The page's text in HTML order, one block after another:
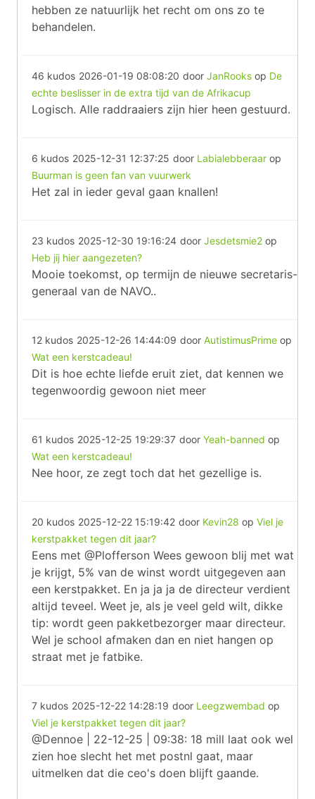
hebben ze natuurlijk het recht om ons zo te
behandelen.
46 kudos 2026-01-19 08:08:20 door JanRooks op De
echte beslisser in de extra tijd van de Afrikacup
Logisch. Alle raddraaiers zijn hier heen gestuurd.
6 kudos 2025-12-31 12:37:25 door Labialebberaar op
Buurman is geen fan van vuurwerk
Het zal in ieder geval gaan knallen!
23 kudos 2025-12-30 19:16:24 door Jesdetsmie2 op
Heb jij hier aangezeten?
Mooie toekomst, op termijn de nieuwe secretaris-
generaal van de NAVO..
12 kudos 2025-12-26 14:44:09 door AutistimusPrime op
Wat een kerstcadeau!
Dit is hoe echte liefde eruit ziet, dat kennen we
tegenwoordig gewoon niet meer
61 kudos 2025-12-25 19:29:37 door Yeah-banned op
Wat een kerstcadeau!
Nee hoor, ze zegt toch dat het gezellige is.
20 kudos 2025-12-22 15:19:42 door Kevin28 op Viel je
kerstpakket tegen dit jaar?
Eens met @Plofferson Wees gewoon blij met wat
je krijgt, 5% van de winst wordt uitgegeven aan
een kerstpakket. En ja ja ja de directeur verdient
altijd teveel. Weet je, als je veel geld wilt, dikke
tip: wordt geen pakketbezorger maar directeur.
Wel je school afmaken dan en niet hangen op
straat met je fatbike.
7 kudos 2025-12-22 14:28:19 door Leegzwembad op
Viel je kerstpakket tegen dit jaar?
@Dennoe | 22-12-25 | 09:38: 18 mill laat ook wel
zien hoe slecht het met postnl gaat, maar
uitmelken dat die ceo's doen blijft gaande.